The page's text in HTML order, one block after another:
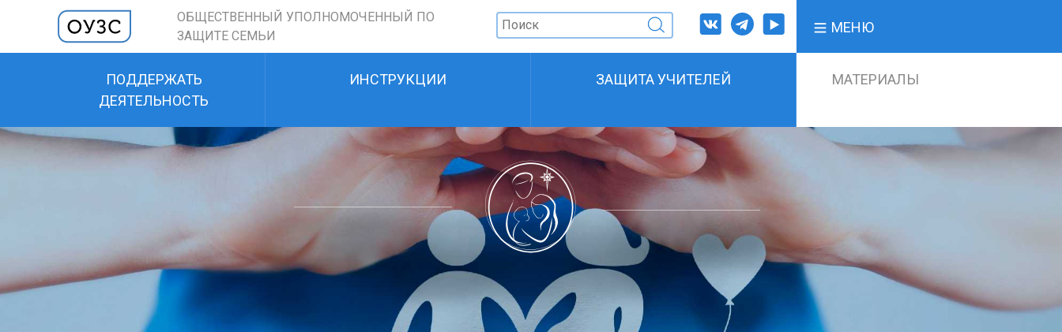
ОБЩЕСТВЕННЫЙ УПОЛНОМОЧЕННЫЙ ПО
ЗАЩИТЕ СЕМЬИ
МЕНЮ
ПОДДЕРЖАТЬ
ДЕЯТЕЛЬНОСТЬ
ИНСТРУКЦИИ ЗАЩИТА УЧИТЕЛЕЙ МАТЕРИАЛЫ